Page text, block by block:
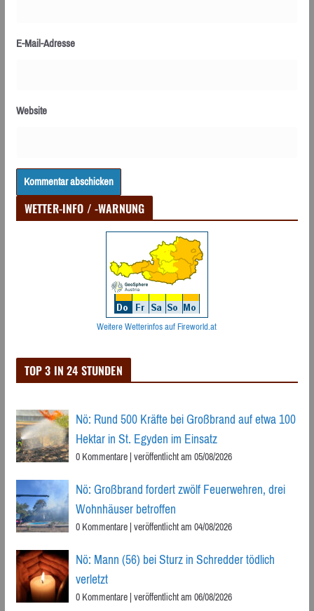
E-Mail-Adresse
Website
WETTER-INFO / -WARNUNG
Weitere Wetterinfos auf Fireworld.at
TOP 3 IN 24 STUNDEN
Nö: Rund 500 Kräfte bei Großbrand auf etwa 100
Hektar in St. Egyden im Einsatz
0 Kommentare|veröffentlicht am 05/08/2026
Nö: Großbrand fordert zwölf Feuerwehren, drei
Wohnhäuser betroffen
0 Kommentare|veröffentlicht am 04/08/2026
Nö: Mann (56) bei Sturz in Schredder tödlich
verletzt
0 Kommentare|veröffentlicht am 06/08/2026